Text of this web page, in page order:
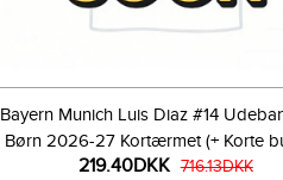
Bayern Munich Luis Diaz #14
Børn 2026-27 Kortærmet (+ Korte
219.40DKK 716.13DKK